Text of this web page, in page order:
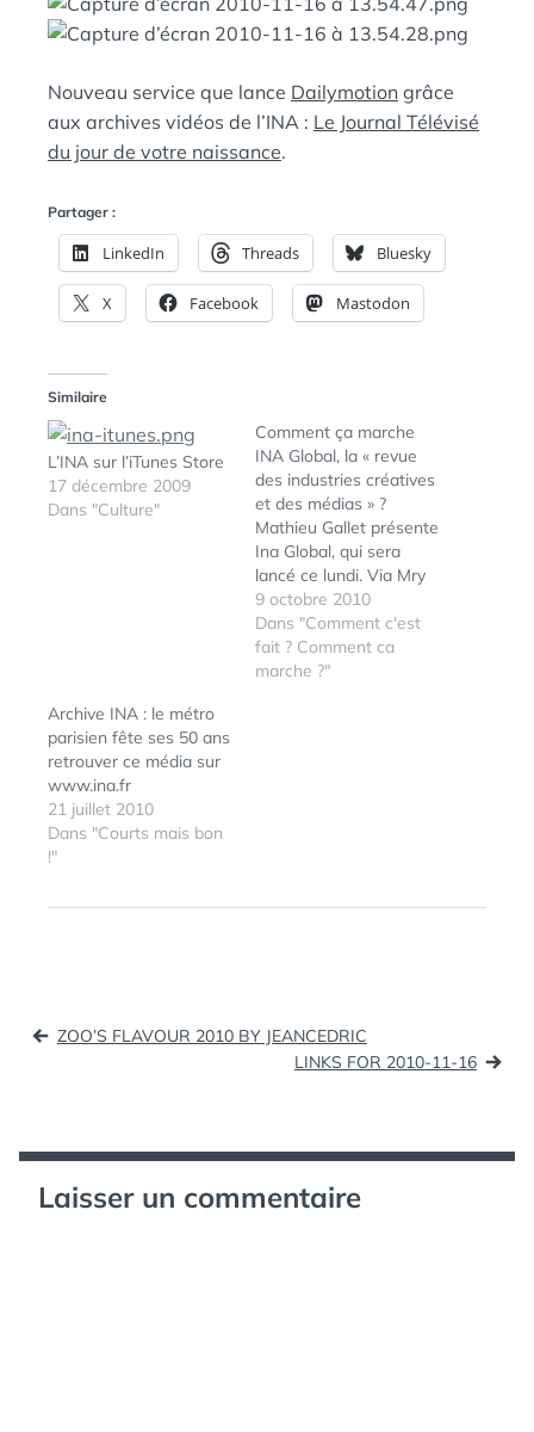
:
N
Nouveau service que lance Dailymotion grâce
aux archives vidéos de l’INA : Le Journal Télévisé
du jour de votre naissance.
Partager :
LinkedIn Threads Bluesky
X Facebook Mastodon
Similaire
L’INA sur l’iTunes Store
17 décembre 2009
Dans "Culture"
Comment ça marche
INA Global, la « revue
des industries créatives
et des médias » ?
Mathieu Gallet présente
Ina Global, qui sera
lancé ce lundi. Via Mry
9 octobre 2010
Dans "Comment c'est
fait ? Comment ca
marche ?"
Archive INA : le métro
parisien fête ses 50 ans
retrouver ce média sur
www.ina.fr
21 juillet 2010
Dans "Courts mais bon
!"
DAILYMOTION.COM,
Navigation
ZOO’S FLAVOUR 2010 BY JEANCEDRIC
LINKS FOR 2010-11-16
Laisser un commentaire